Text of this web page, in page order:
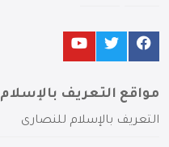
مواقع التعريف بالإسلام
التعريف بالإسلام للنصارى